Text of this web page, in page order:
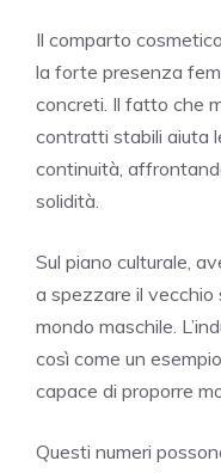
Il comparto
la forte presenza
concreti. Il fatto che
contratti stabili aiuta
continuità,
solidità.
Sul piano culturale,
a spezzare il vecchio
mondo maschile.
così come un
capace di proporre
Questi numeri